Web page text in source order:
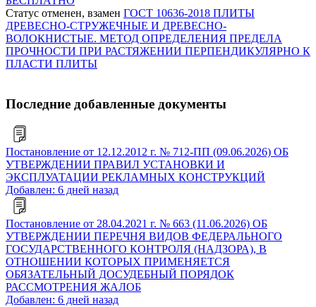
Статус отменен, взамен ГОСТ 10636-2018 ПЛИТЫ
ДРЕВЕСНО-СТРУЖЕЧНЫЕ И ДРЕВЕСНО-
ВОЛОКНИСТЫЕ. МЕТОД ОПРЕДЕЛЕНИЯ ПРЕДЕЛА
ПРОЧНОСТИ ПРИ РАСТЯЖЕНИИ ПЕРПЕНДИКУЛЯРНО К
ПЛАСТИ ПЛИТЫ
Последние добавленные документы
Постановление от 12.12.2012 г. № 712-ПП (09.06.2026) ОБ
УТВЕРЖДЕНИИ ПРАВИЛ УСТАНОВКИ И
ЭКСПЛУАТАЦИИ РЕКЛАМНЫХ КОНСТРУКЦИЙ
Добавлен: 6 дней назад
Постановление от 28.04.2021 г. № 663 (11.06.2026) ОБ
УТВЕРЖДЕНИИ ПЕРЕЧНЯ ВИДОВ ФЕДЕРАЛЬНОГО
ГОСУДАРСТВЕННОГО КОНТРОЛЯ (НАДЗОРА), В
ОТНОШЕНИИ КОТОРЫХ ПРИМЕНЯЕТСЯ
ОБЯЗАТЕЛЬНЫЙ ДОСУДЕБНЫЙ ПОРЯДОК
РАССМОТРЕНИЯ ЖАЛОБ
Добавлен: 6 дней назад